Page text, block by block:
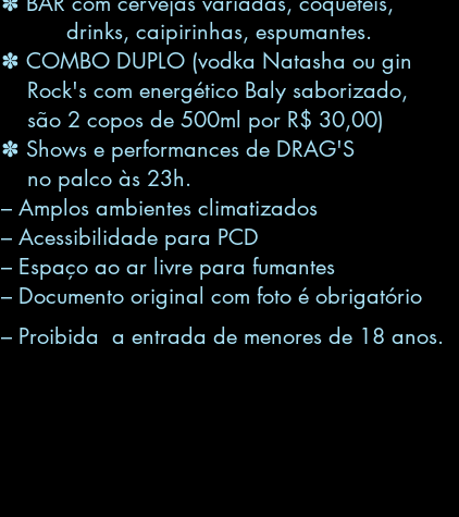
drinks, caipirinhas, espumantes.
✽ COMBO DUPLO (vodka Natasha ou gin
Rock's com energético Baly saborizado,
são 2 copos de 500ml por R$ 30,00)
✽ Shows e performances de DRAG'S
no palco às 23h.
– Amplos ambientes climatizados
– Acessibilidade para PCD
– Espaço ao ar livre para fumantes
– Documento original com foto é obrigatório
– Proibida a entrada de menores de 18 anos.